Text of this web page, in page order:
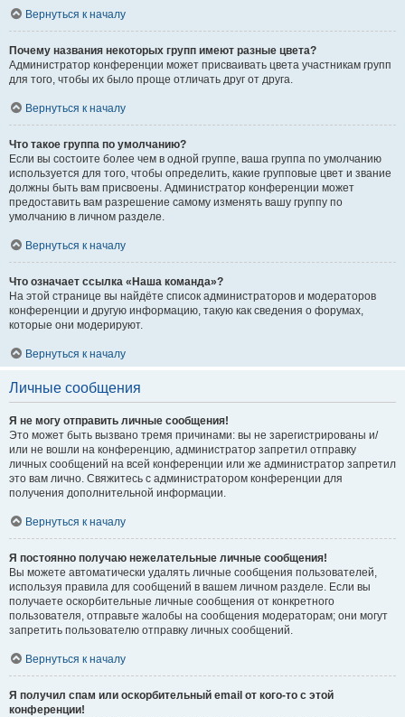
Вернуться к началу
Почему названия некоторых групп имеют разные цвета?
Администратор конференции может присваивать цвета участникам групп
для того, чтобы их было проще отличать друг от друга.
Вернуться к началу
Что такое группа по умолчанию?
Если вы состоите более чем в одной группе, ваша группа по умолчанию
используется для того, чтобы определить, какие групповые цвет и звание
должны быть вам присвоены. Администратор конференции может
предоставить вам разрешение самому изменять вашу группу по
умолчанию в личном разделе.
Вернуться к началу
Что означает ссылка «Наша команда»?
На этой странице вы найдёте список администраторов и модераторов
конференции и другую информацию, такую как сведения о форумах,
которые они модерируют.
Вернуться к началу
Личные сообщения
Я не могу отправить личные сообщения!
Это может быть вызвано тремя причинами: вы не зарегистрированы и/
или не вошли на конференцию, администратор запретил отправку
личных сообщений на всей конференции или же администратор запретил
это вам лично. Свяжитесь с администратором конференции для
получения дополнительной информации.
Вернуться к началу
Я постоянно получаю нежелательные личные сообщения!
Вы можете автоматически удалять личные сообщения пользователей,
используя правила для сообщений в вашем личном разделе. Если вы
получаете оскорбительные личные сообщения от конкретного
пользователя, отправьте жалобы на сообщения модераторам; они могут
запретить пользователю отправку личных сообщений.
Вернуться к началу
Я получил спам или оскорбительный email от кого-то с этой
конференции!